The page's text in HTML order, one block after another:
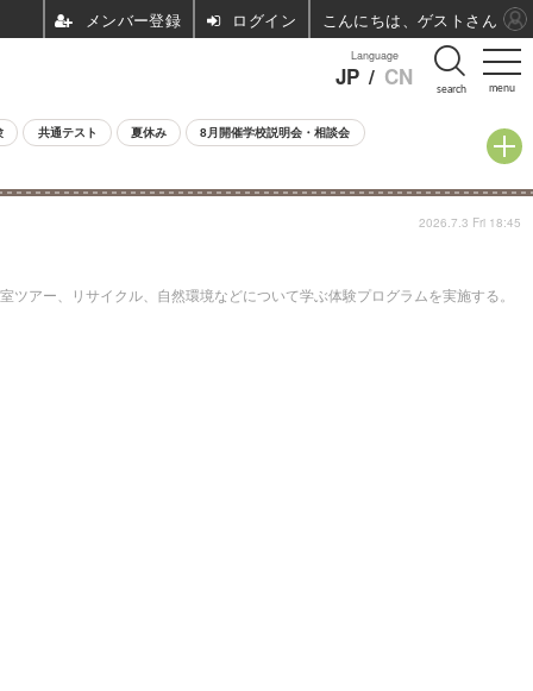
menu
Language
JP / CN search
共通テスト 夏休み 8月開催学校説明会・相談会
アー、リサイクル、自然環境などについて学ぶ体験プログラムを実施する。
2026.7.3 Fri 18:45
ログイン こんにちは、ゲストさん